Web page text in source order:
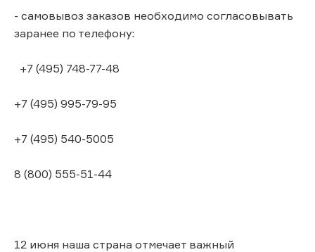
- самовывоз заказов необходимо согласовывать
заранее по телефону:
+7 (495) 748-77-48
+7 (495) 995-79-95
+7 (495) 540-5005
8 (800) 555-51-44
12 июня наша страна отмечает важный